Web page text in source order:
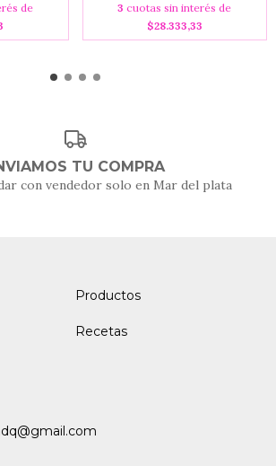
de
3 cuotas sin interés de
$28.333,33
TU COMPRA
con vendedor solo en Mar del plata
Productos
Recetas